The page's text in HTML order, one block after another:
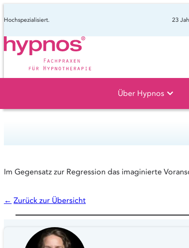
Hochspezialisiert. 23
Über Hypnos
Im Gegensatz zur Regression das imaginierte
← Zurück zur Übersicht